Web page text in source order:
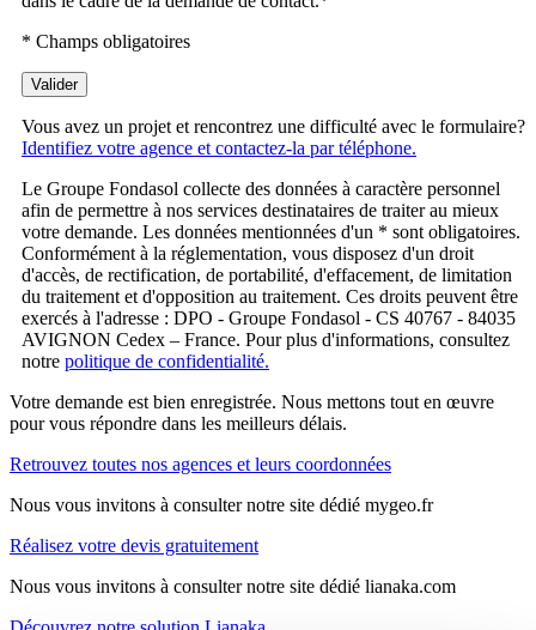
* Champs obligatoires
Valider
Vous avez un projet et rencontrez une difficulté avec le formulaire?
Identifiez votre agence et contactez-la par téléphone.
Le Groupe Fondasol collecte des données à caractère personnel
afin de permettre à nos services destinataires de traiter au mieux
votre demande. Les données mentionnées d'un * sont obligatoires.
Conformément à la réglementation, vous disposez d'un droit
d'accès, de rectification, de portabilité, d'effacement, de limitation
du traitement et d'opposition au traitement. Ces droits peuvent être
exercés à l'adresse : DPO - Groupe Fondasol - CS 40767 - 84035
AVIGNON Cedex – France. Pour plus d'informations, consultez
notre politique de confidentialité.
Votre demande est bien enregistrée. Nous mettons tout en œuvre
pour vous répondre dans les meilleurs délais.
Retrouvez toutes nos agences et leurs coordonnées
Nous vous invitons à consulter notre site dédié mygeo.fr
Réalisez votre devis gratuitement
Nous vous invitons à consulter notre site dédié lianaka.com